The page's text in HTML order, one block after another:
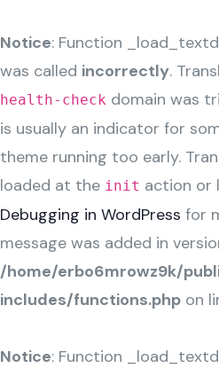
Notice: Function
was called incorrectly.
health-check domain was
is usually an indicator for
theme running too early.
loaded at the init action or
Debugging in WordPress for
message was added in
/home/erbo6mrowz9k/
includes/functions.php on
Notice: Function